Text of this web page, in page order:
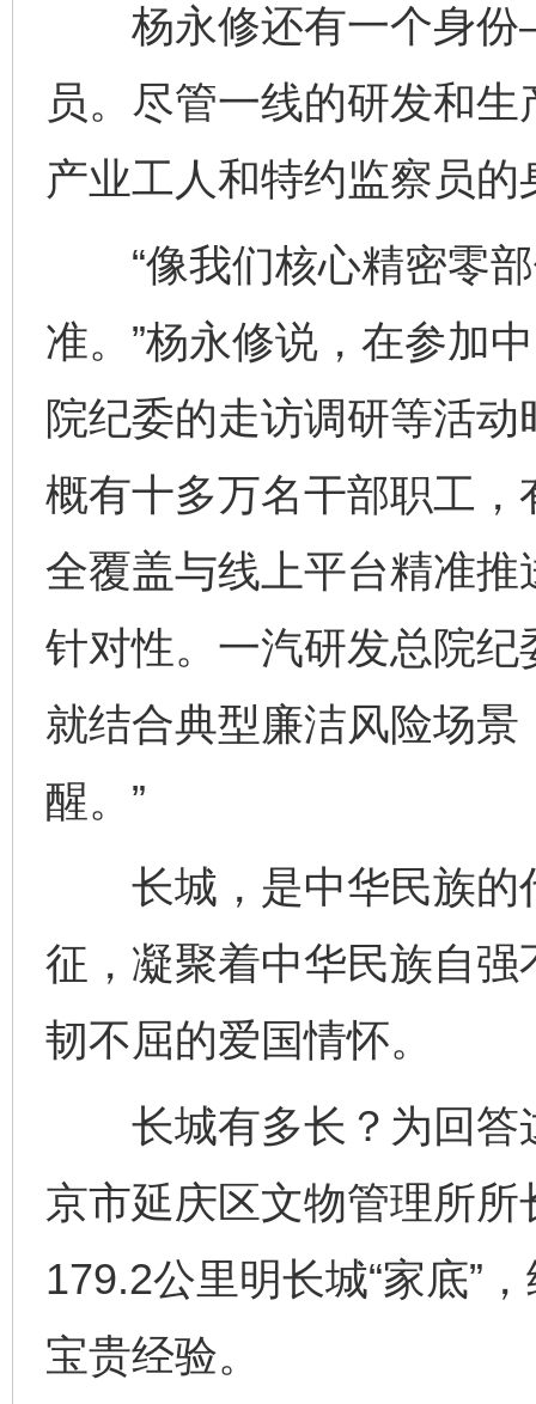
杨永修还有一个身份
员。尽管一线的研发和
产业工人和特约监察员
“像我们核心精密零部
准。”杨永修说，在参加
院纪委的走访调研等活
概有十多万名干部职工
全覆盖与线上平台精准
针对性。一汽研发总院
就结合典型廉洁风险场
醒。”
长城，是中华民族的
征，凝聚着中华民族自
韧不屈的爱国情怀。
长城有多长？为回答
京市延庆区文物管理所
179.2公里明长城“家底”
宝贵经验。